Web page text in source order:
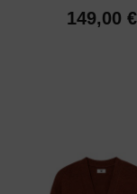
149,00 €